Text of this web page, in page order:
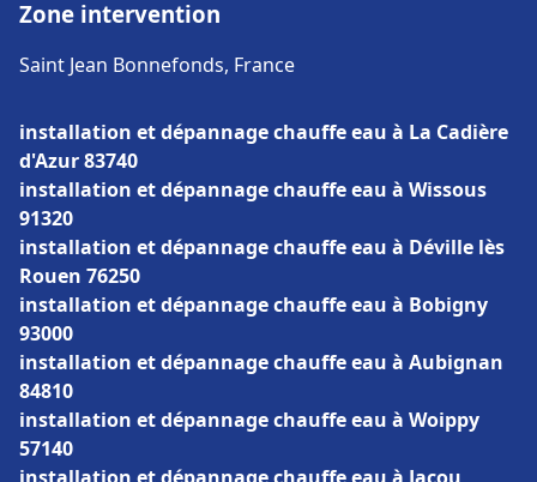
Zone intervention
Saint Jean Bonnefonds, France
installation et dépannage chauffe eau à La Cadière
d'Azur 83740
installation et dépannage chauffe eau à Wissous
91320
installation et dépannage chauffe eau à Déville lès
Rouen 76250
installation et dépannage chauffe eau à Bobigny
93000
installation et dépannage chauffe eau à Aubignan
84810
installation et dépannage chauffe eau à Woippy
57140